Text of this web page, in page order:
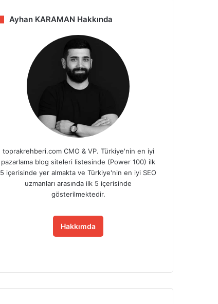
Ayhan KARAMAN Hakkında
toprakrehberi.com CMO & VP. Türkiye'nin en iyi
pazarlama blog siteleri listesinde (Power 100) ilk
5 içerisinde yer almakta ve Türkiye'nin en iyi SEO
uzmanları arasında ilk 5 içerisinde
gösterilmektedir.
Hakkımda
bo
ok
dIn ub
e
ra
m